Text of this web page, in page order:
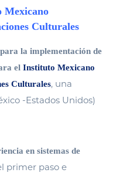
Mexicano
Culturales
la implementación de
el Instituto Mexicano
Culturales, una
-Estados Unidos)
en sistemas de
primer paso e